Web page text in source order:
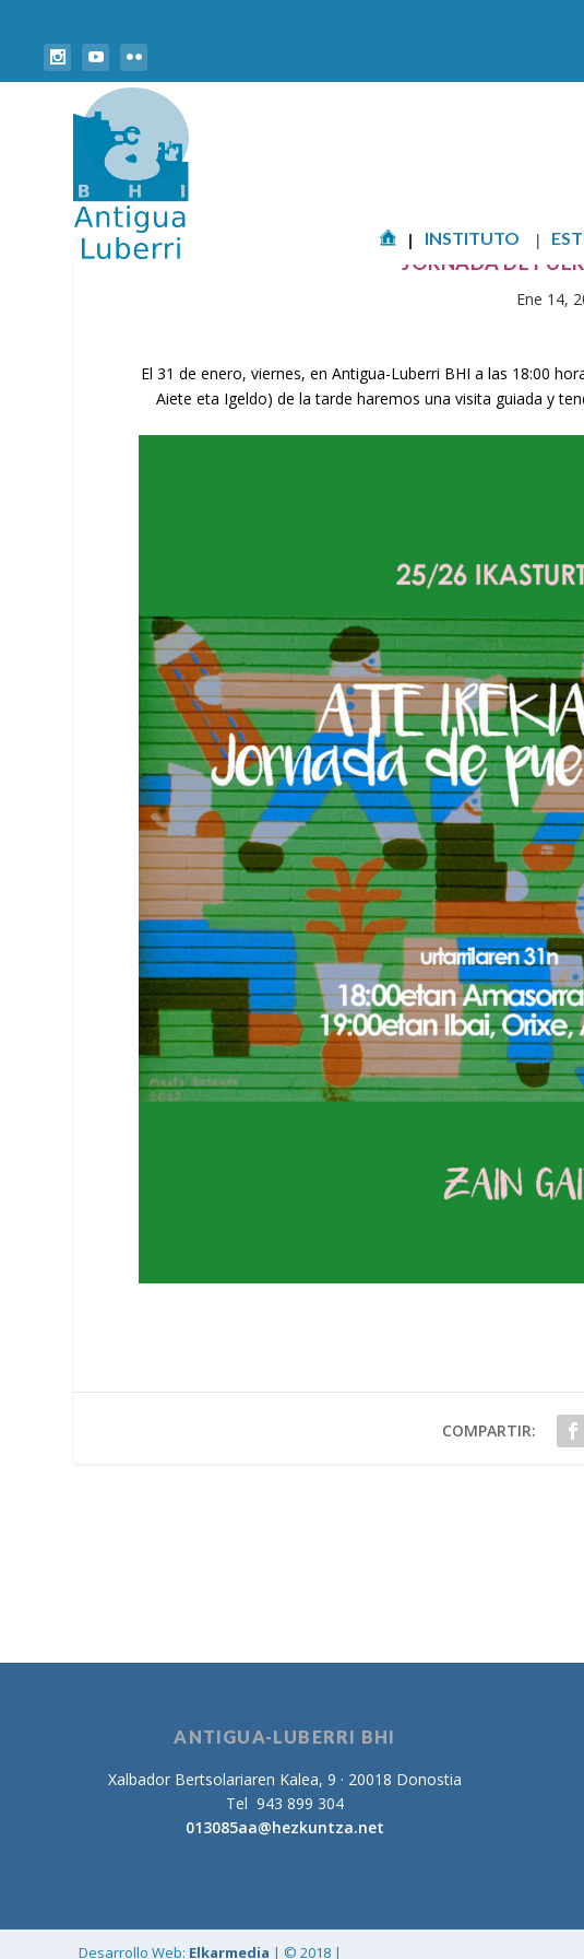
INSTITUTO
JORNADA DE
Ene 14,
El 31 de enero, viernes, en Antigua-Luberri BHI a las 18:00
Aiete eta Igeldo) de la tarde haremos una visita guiada y
COMPARTIR:
ANTIGUA-LUBERRI BHI
Xalbador Bertsolariaren Kalea, 9 · 20018 Donostia
Tel 943 899 304
013085aa@hezkuntza.net
Desarrollo Web: Elkarmedia | © 2018 |